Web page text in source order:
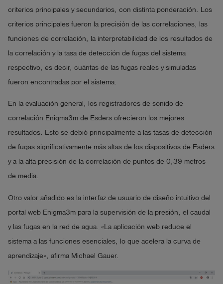
criterios principales y secundarios, con distinta ponderación. Los
criterios principales fueron la precisión de las correlaciones, las
funciones de correlación, la interpretabilidad de los resultados de
la correlación y la tasa de detección de fugas del sistema
respectivo, es decir, cuántas de las fugas reales y simuladas
fueron encontradas por el sistema.
En la evaluación general, los registradores de sonido de
correlación Enigma3m de Esders ofrecieron los mejores
resultados. Esto se debió principalmente a las tasas de detección
de fugas significativamente más altas de los dispositivos de Esders
y a la alta precisión de la correlación de puntos de 0,39 metros
de media.
Otro valor añadido es la interfaz de usuario de diseño intuitivo del
portal web Enigma3m para la supervisión de la presión, el caudal
y las fugas en la red de agua. «La aplicación web reduce el
sistema a las funciones esenciales, lo que acelera la curva de
aprendizaje», afirma Michael Gauer.